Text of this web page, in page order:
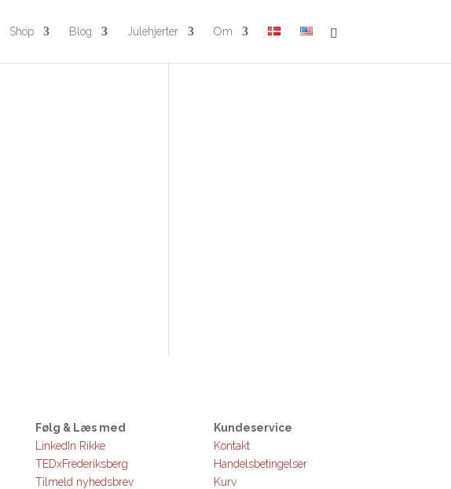
Shop Blog Julehjerter Om
Følg & Læs med
LinkedIn Rikke
TEDxFrederiksberg
Tilmeld nyhedsbrev
Kundeservice
Kontakt
Handelsbetingelser
Kurv